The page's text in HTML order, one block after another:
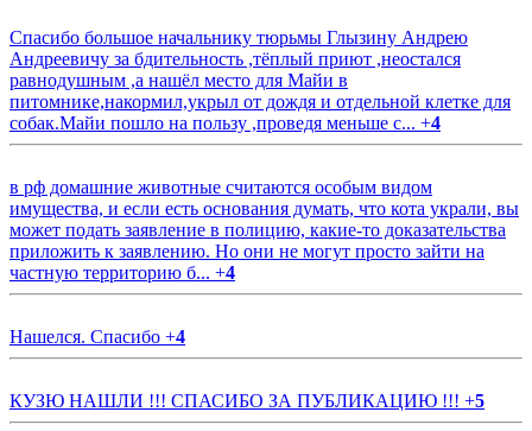
Спасибо большое начальнику тюрьмы Глызину Андрею
Андреевичу за бдительность ,тёплый приют ,неостался
равнодушным ,а нашёл место для Майи в
питомнике,накормил,укрыл от дождя и отдельной клетке для
собак.Майи пошло на пользу ,проведя меньше с... +4
в рф домашние животные считаются особым видом
имущества, и если есть основания думать, что кота украли, вы
может подать заявление в полицию, какие-то доказательства
приложить к заявлению. Но они не могут просто зайти на
частную территорию б... +4
Нашелся. Спасибо +4
КУЗЮ НАШЛИ !!! СПАСИБО ЗА ПУБЛИКАЦИЮ !!! +5